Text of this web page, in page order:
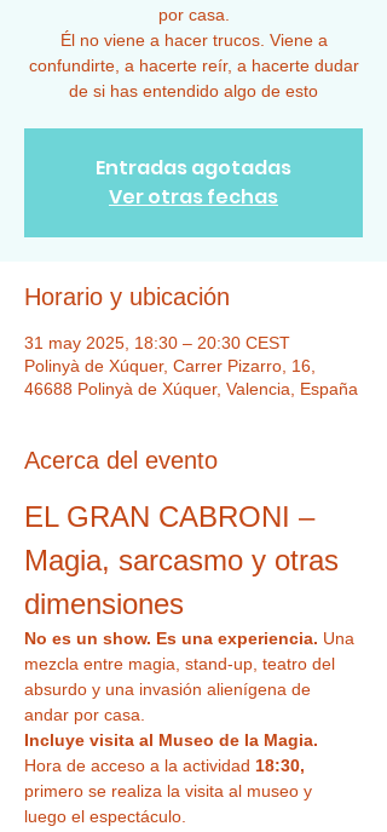
por casa.
Él no viene a hacer trucos. Viene a
confundirte, a hacerte reír, a hacerte dudar
de si has entendido algo de esto
Entradas agotadas
Ver otras fechas
Horario y ubicación
31 may 2025, 18:30 – 20:30 CEST
Polinyà de Xúquer, Carrer Pizarro, 16,
46688 Polinyà de Xúquer, Valencia, España
Acerca del evento
EL GRAN CABRONI –
Magia, sarcasmo y otras
dimensiones
No es un show. Es una experiencia. Una
mezcla entre magia, stand-up, teatro del
absurdo y una invasión alienígena de
andar por casa.
Incluye visita al Museo de la Magia.
Hora de acceso a la actividad 18:30,
primero se realiza la visita al museo y
luego el espectáculo.